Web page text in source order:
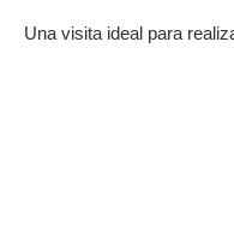
Una visita ideal para